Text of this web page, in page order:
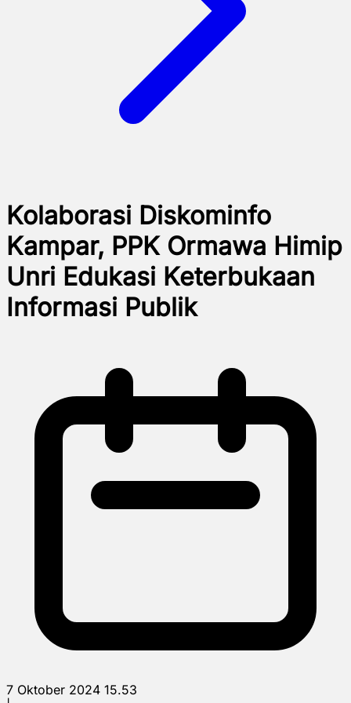
Kolaborasi Diskominfo
Kampar, PPK Ormawa Himip
Unri Edukasi Keterbukaan
Informasi Publik
7 Oktober 2024 15.53